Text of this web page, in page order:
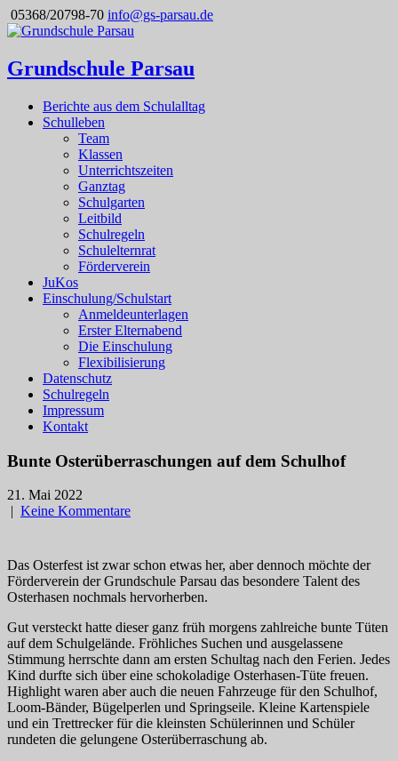
05368/20798-70 info@gs-parsau.de
Grundschule Parsau
Berichte aus dem Schulalltag
Schulleben
Team
Klassen
Unterrichtszeiten
Ganztag
Schulgarten
Leitbild
Schulregeln
Schulelternrat
Förderverein
JuKos
Einschulung/Schulstart
Anmeldeunterlagen
Erster Elternabend
Die Einschulung
Flexibilisierung
Datenschutz
Schulregeln
Impressum
Kontakt
Bunte Osterüberraschungen auf dem Schulhof
21. Mai 2022
| Keine Kommentare
Das Osterfest ist zwar schon etwas her, aber dennoch möchte der
Förderverein der Grundschule Parsau das besondere Talent des
Osterhasen nochmals hervorherben.
Gut versteckt hatte dieser ganz früh morgens zahlreiche bunte Tüten
auf dem Schulgelände. Fröhliches Suchen und ausgelassene
Stimmung herrschte dann am ersten Schultag nach den Ferien. Jedes
Kind durfte sich über eine schokoladige Osterhasen-Tüte freuen.
Highlight waren aber auch die neuen Fahrzeuge für den Schulhof,
Loom-Bänder, Bügelperlen und Springseile. Kleine Kartenspiele
und ein Trettrecker für die kleinsten Schülerinnen und Schüler
rundeten die gelungene Osterüberraschung ab.